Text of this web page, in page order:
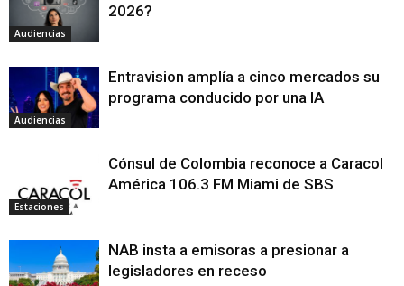
Audiencias
2026?
Audiencias
Entravision amplía a cinco mercados su
programa conducido por una IA
Estaciones
Cónsul de Colombia reconoce a Caracol
América 106.3 FM Miami de SBS
NAB insta a emisoras a presionar a
legisladores en receso